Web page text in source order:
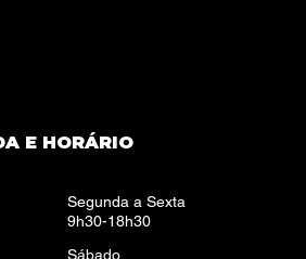
E HORÁRIO
Segunda a Sexta
9h30-18h30
Sábado